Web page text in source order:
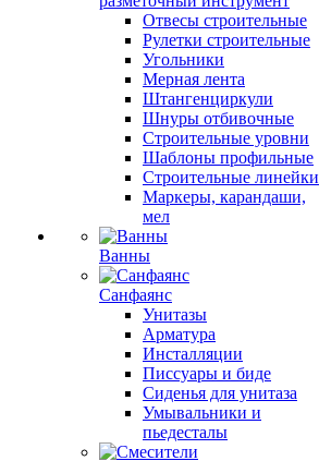
Отвесы строительные
Рулетки строительные
Угольники
Мерная лента
Штангенциркули
Шнуры отбивочные
Строительные уровни
Шаблоны профильные
Строительные линейки
Маркеры, карандаши,
мел
Ванны
Санфаянс
Унитазы
Арматура
Инсталляции
Писсуары и биде
Сиденья для унитаза
Умывальники и
пьедесталы